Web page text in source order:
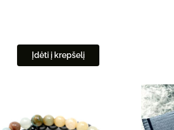
Įdėti į krepšelį